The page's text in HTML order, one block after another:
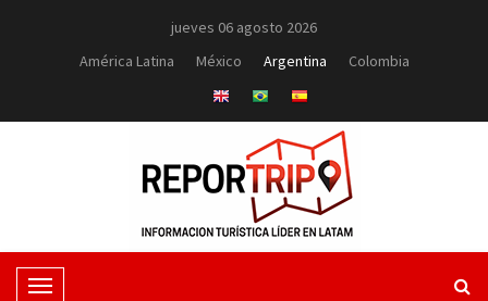
jueves 06 agosto 2026
América Latina
México Argentina Colombia
T